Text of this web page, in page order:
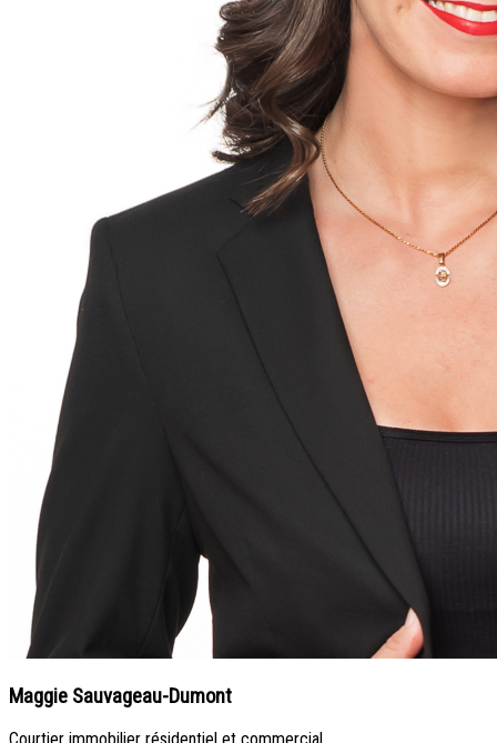
Maggie Sauvageau-Dumont